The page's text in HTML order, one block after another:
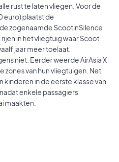
rust te laten vliegen. Voor de
euro) plaatst de
zogenaamde ScootinSilence
in het vliegtuig waar Scoot
jaar meer toelaat.
niet. Eerder weerde AirAsia X
zones van hun vliegtuigen. Net
kinderen in de eerste klasse van
enkele passagiers
maakten.